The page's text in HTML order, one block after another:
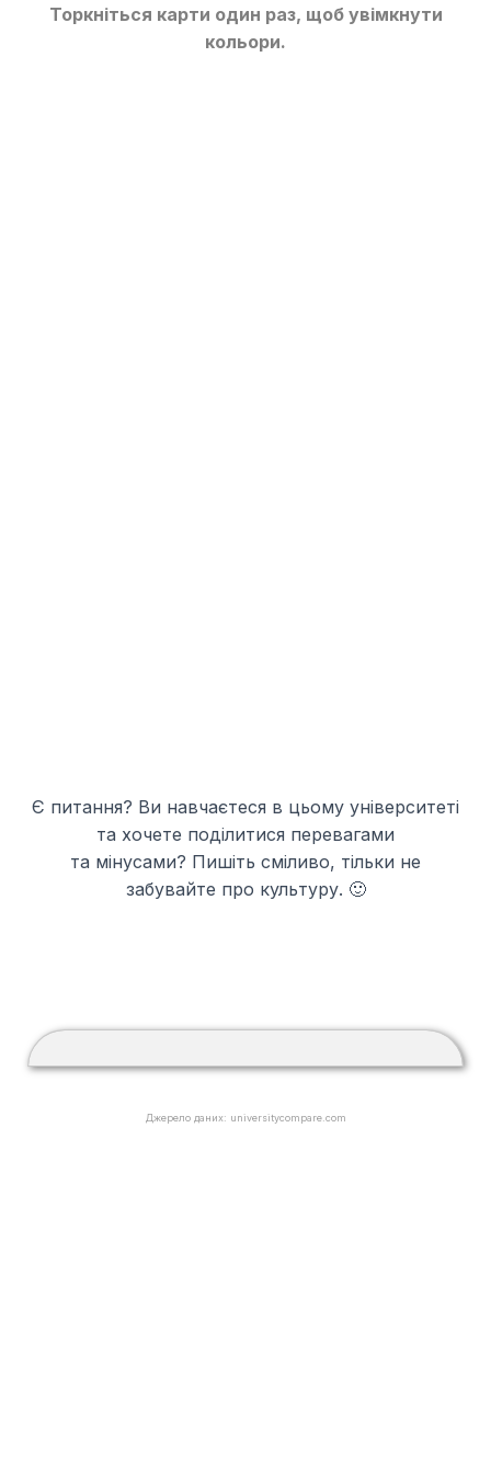
Торкніться карти один раз, щоб увімкнути
кольори.
Є питання? Ви навчаєтеся в цьому університеті
та хочете поділитися перевагами
та мінусами? Пишіть сміливо, тільки не
забувайте про культуру. 🙂
Джерело даних: universitycompare.com